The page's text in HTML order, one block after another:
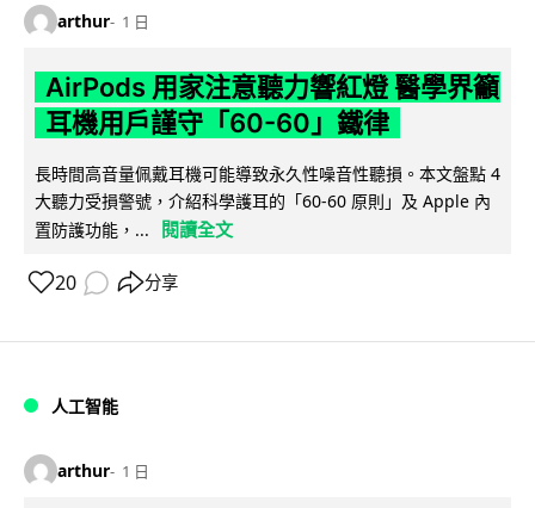
arthur 1 日
AirPods 用家注意聽力響紅燈 醫學界籲
耳機用戶謹守「60-60」鐵律
長時間高音量佩戴耳機可能導致永久性噪音性聽損。本文盤點 4
大聽力受損警號，介紹科學護耳的「60-60 原則」及 Apple 內
置防護功能，...
閱讀全文
20 分享
人工智能
arthur 1 日